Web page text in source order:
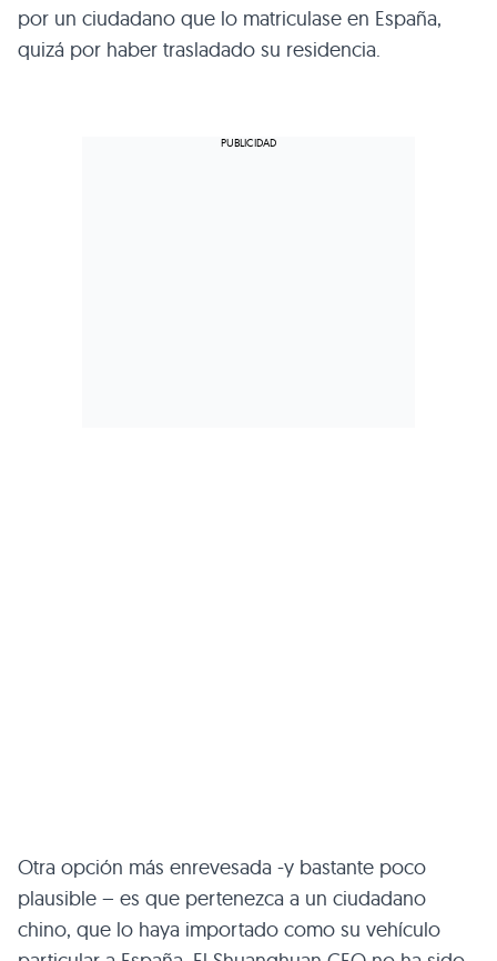
por un ciudadano que lo matriculase en España,
quizá por haber trasladado su residencia.
Otra opción más enrevesada -y bastante poco
plausible – es que pertenezca a un ciudadano
chino, que lo haya importado como su vehículo